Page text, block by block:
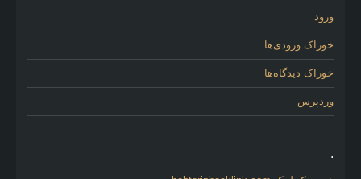
ورود
خوراک ورودی‌ها
خوراک دیدگاه‌ها
وردپرس
.